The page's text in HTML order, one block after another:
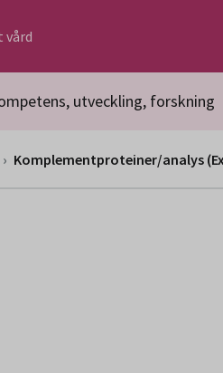
vård
utveckling, forskning
Komplementproteiner/analys